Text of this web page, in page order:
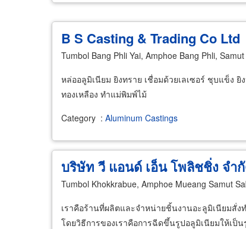
B S Casting & Trading Co Ltd
Tumbol Bang Phli Yai, Amphoe Bang Phli,
หล่ออลูมิเนียม ยิงทราย เชื่อมด้วยเลเซอร์ ชุบแข็ง
ทองเหลือง ทำแม่พิมพ์ไม้
Category : Aluminum Castings
บริษัท วี แอนด์ เอ็น โพลิชชิ่ง จำ
Tumbol Khokkrabue, Amphoe Mueang Samut
เราคือร้านที่ผลิตและจำหน่ายชิ้นงานอะลูมิเนียมสั่
โดยวิธีการของเราคือการฉีดขึ้นรูปอลูมิเนียมให้เป็